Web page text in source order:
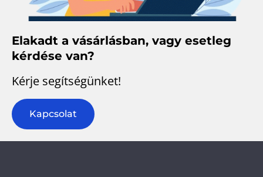
Elakadt a vásárlásban, vagy esetleg
kérdése van?
Kérje segítségünket!
Kapcsolat